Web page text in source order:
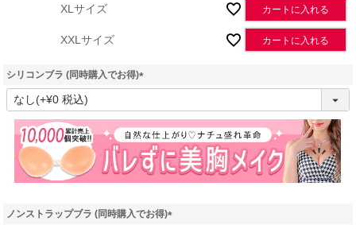
XLサイズ カートに入れる
XXLサイズ カートに入れる
シリコンブラ (同時購入でお得)
(
須
)
ノンストラップブラ (同時購入でお得)